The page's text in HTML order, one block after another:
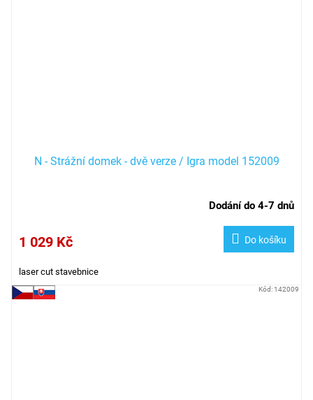
N - Strážní domek - dvě verze / Igra model 152009
Dodání do 4-7 dnů
1 029 Kč Do košíku
laser cut stavebnice
Kód: 142009